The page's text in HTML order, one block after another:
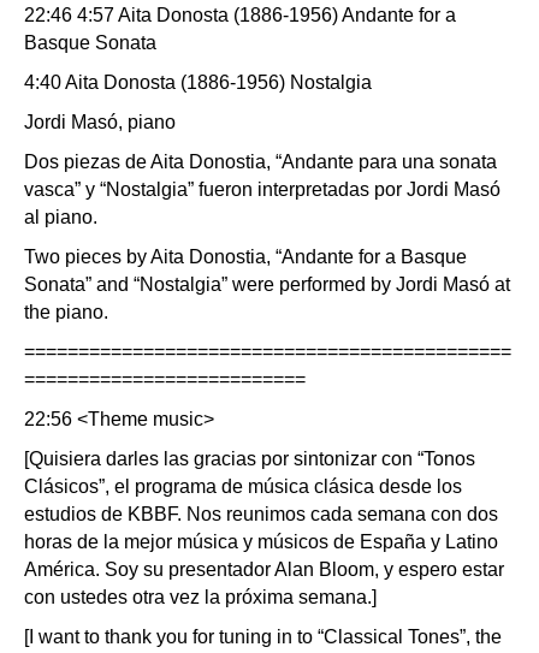
22:46 4:57 Aita Donosta (1886-1956) Andante for a
Basque Sonata
4:40 Aita Donosta (1886-1956) Nostalgia
Jordi Masó, piano
Dos piezas de Aita Donostia, “Andante para una sonata
vasca” y “Nostalgia” fueron interpretadas por Jordi Masó
al piano.
Two pieces by Aita Donostia, “Andante for a Basque
Sonata” and “Nostalgia” were performed by Jordi Masó at
the piano.
=============================================
==========================
22:56 <Theme music>
[Quisiera darles las gracias por sintonizar con “Tonos
Clásicos”, el programa de música clásica desde los
estudios de KBBF. Nos reunimos cada semana con dos
horas de la mejor música y músicos de España y Latino
América. Soy su presentador Alan Bloom, y espero estar
con ustedes otra vez la próxima semana.]
[I want to thank you for tuning in to “Classical Tones”, the